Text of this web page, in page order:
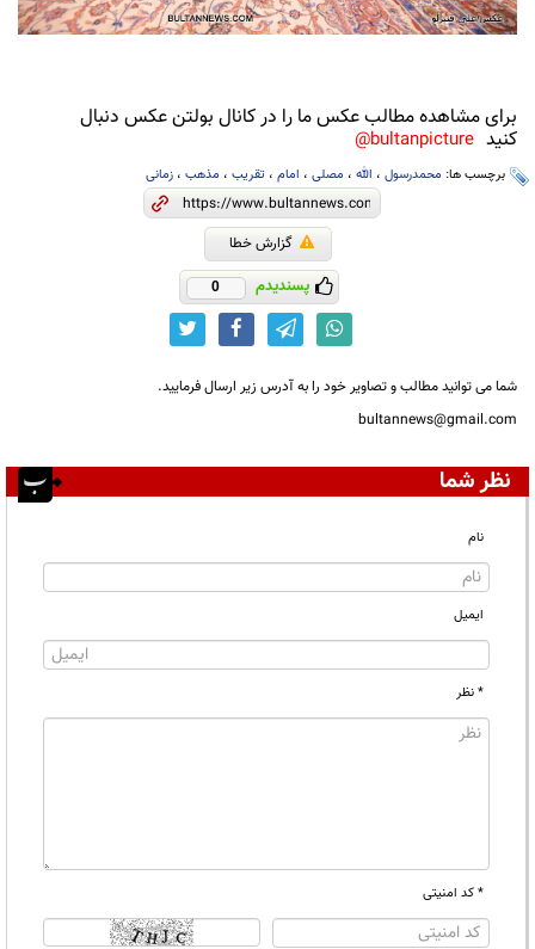
برای مشاهده مطالب عکس ما را در کانال بولتن عکس دنبال
کنید bultanpicture@
برچسب ها: محمدرسول ، الله ، مصلی ، امام ، تقریب ، مذهب ، زمانی
گزارش خطا
پسندیدم 0
شما می توانید مطالب و تصاویر خود را به آدرس زیر ارسال فرمایید.
bultannews@gmail.com
نظر شما
نام
ایمیل
* نظر
* کد امنیتی